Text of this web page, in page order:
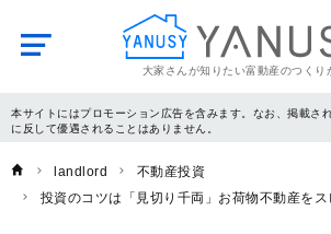
大家さんが知りたい富動産のつくり
YANUSY
本サイトにはプロモーション広告を含みます。なお、掲載さ
に反して優遇されることはありません。
landlord
不動産投資
投資のコツは「見切り千両」お荷物不動産を